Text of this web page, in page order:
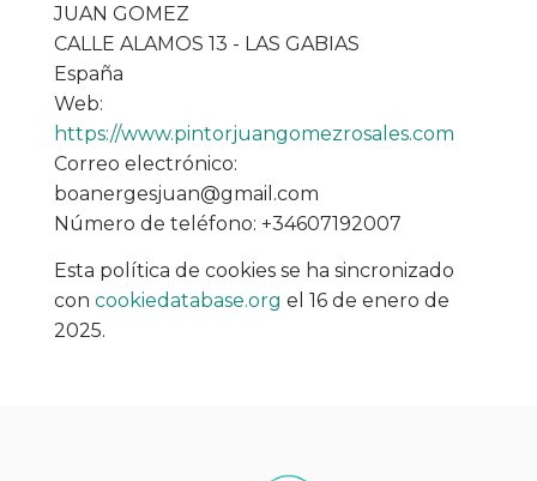
JUAN GOMEZ
CALLE ALAMOS 13 - LAS GABIAS
España
Web:
https://www.pintorjuangomezrosales.com
Correo electrónico:
boanergesjuan@gmail.com
Número de teléfono: +34607192007
Esta política de cookies se ha sincronizado
con cookiedatabase.org el 16 de enero de
2025.